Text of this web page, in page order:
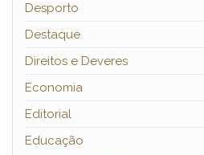
Desporto
Destaque
Direitos e Deveres
Economia
Editorial
Educação